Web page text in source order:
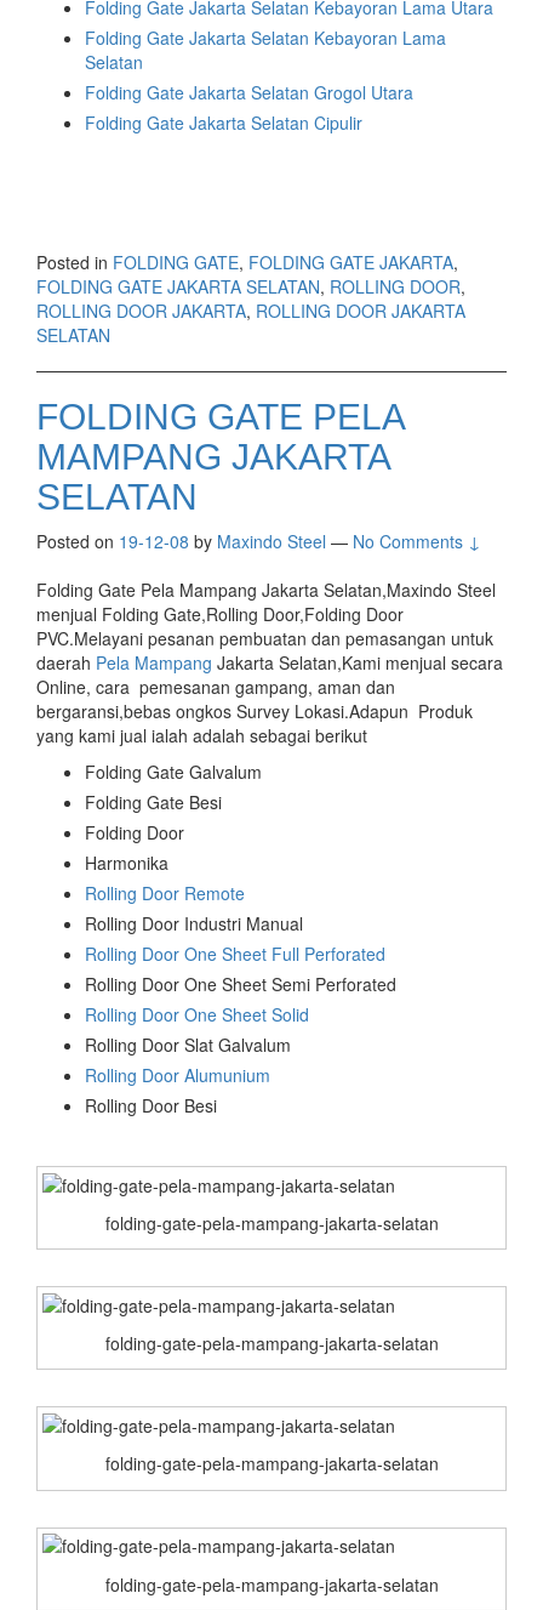
Folding Gate Jakarta Selatan Kebayoran Lama Utara
Folding Gate Jakarta Selatan Kebayoran Lama
Selatan
Folding Gate Jakarta Selatan Grogol Utara
Folding Gate Jakarta Selatan Cipulir
Posted in FOLDING GATE, FOLDING GATE JAKARTA,
FOLDING GATE JAKARTA SELATAN, ROLLING DOOR,
ROLLING DOOR JAKARTA, ROLLING DOOR JAKARTA
SELATAN
FOLDING GATE PELA
MAMPANG JAKARTA
SELATAN
Posted on 19-12-08 by Maxindo Steel — No Comments ↓
Folding Gate Pela Mampang Jakarta Selatan,Maxindo Steel
menjual Folding Gate,Rolling Door,Folding Door
PVC.Melayani pesanan pembuatan dan pemasangan untuk
daerah Pela Mampang Jakarta Selatan,Kami menjual secara
Online, cara pemesanan gampang, aman dan
bergaransi,bebas ongkos Survey Lokasi.Adapun Produk
yang kami jual ialah adalah sebagai berikut
Folding Gate Galvalum
Folding Gate Besi
Folding Door
Harmonika
Rolling Door Remote
Rolling Door Industri Manual
Rolling Door One Sheet Full Perforated
Rolling Door One Sheet Semi Perforated
Rolling Door One Sheet Solid
Rolling Door Slat Galvalum
Rolling Door Alumunium
Rolling Door Besi
folding-gate-pela-mampang-jakarta-selatan
folding-gate-pela-mampang-jakarta-selatan
folding-gate-pela-mampang-jakarta-selatan
folding-gate-pela-mampang-jakarta-selatan